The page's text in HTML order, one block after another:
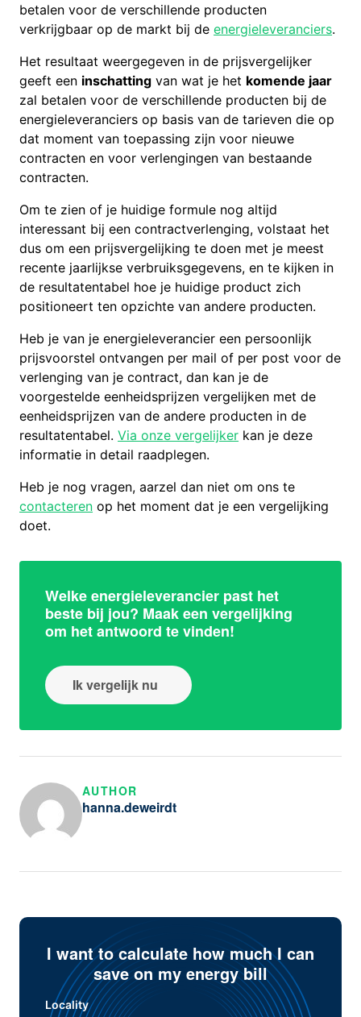
betalen voor de verschillende producten
verkrijgbaar op de markt bij deenergieleveranciers.
Het resultaat weergegeven in de prijsvergelijker
geeft een inschatting van wat je het komende jaar
zal betalen voor de verschillende producten bij de
energieleveranciers op basis van de tarieven die op
dat moment van toepassing zijn voor nieuwe
contracten en voor verlengingen van bestaande
contracten.
Om te zien of je huidige formule nog altijd
interessant bij een contractverlenging, volstaat het
dus om een prijsvergelijking te doen met je meest
recente jaarlijkse verbruiksgegevens, en te kijken in
de resultatentabel hoe je huidige product zich
positioneert ten opzichte van andere producten.
Heb je van je energieleverancier een persoonlijk
prijsvoorstel ontvangen per mail of per post voor de
verlenging van je contract, dan kan je de
voorgestelde eenheidsprijzen vergelijken met de
eenheidsprijzen van de andere producten in de
resultatentabel.Via onze vergelijker kan je deze
informatie in detail raadplegen.
Heb je nog vragen, aarzel dan niet om ons te
contacteren op het moment dat je een vergelijking
doet.
Welke energieleverancier past het
beste bij jou? Maak een vergelijking
om het antwoord te vinden!
Ik vergelijk nu
AUTHOR
hanna.deweirdt
I want to calculate how much I can
save on my energy bill
Locality